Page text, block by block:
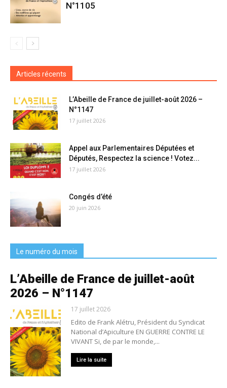
N°1105
Articles récents
L’Abeille de France de juillet-août 2026 –
N°1147
17 juillet 2026
Appel aux Parlementaires Députées et
Députés, Respectez la science ! Votez...
17 juillet 2026
Congés d’été
20 juin 2026
Le numéro du mois
L’Abeille de France de juillet-août
2026 – N°1147
17 juillet 2026
Edito de Frank Alétru, Président du Syndicat
National d’Apiculture EN GUERRE CONTRE LE
VIVANT Si, de par le monde,...
Lire la suite